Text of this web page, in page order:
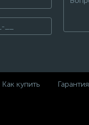
Как купить Гарантия